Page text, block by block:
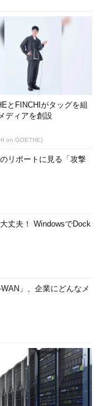
とFINCHIがタッグを組
ディアを創設
on GOETHE)
リポートに見る「攻撃
丈夫！ WindowsでDock
」、企業にどんなメ